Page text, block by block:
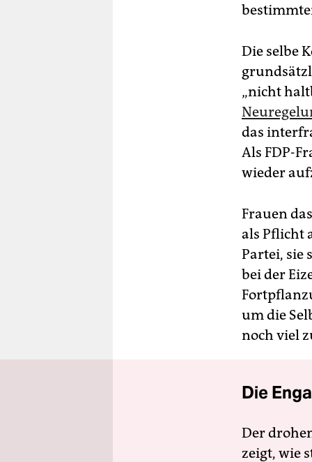
Die selbe
„nicht
das
Als FDP-
wieder
Frauen
als Pflicht
Partei, sie
bei der
um die
noch viel
Die
Der
zeigt, wie